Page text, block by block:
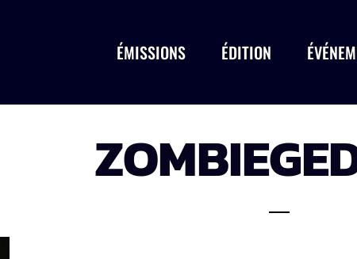
ÉMISSIONS ÉDITION